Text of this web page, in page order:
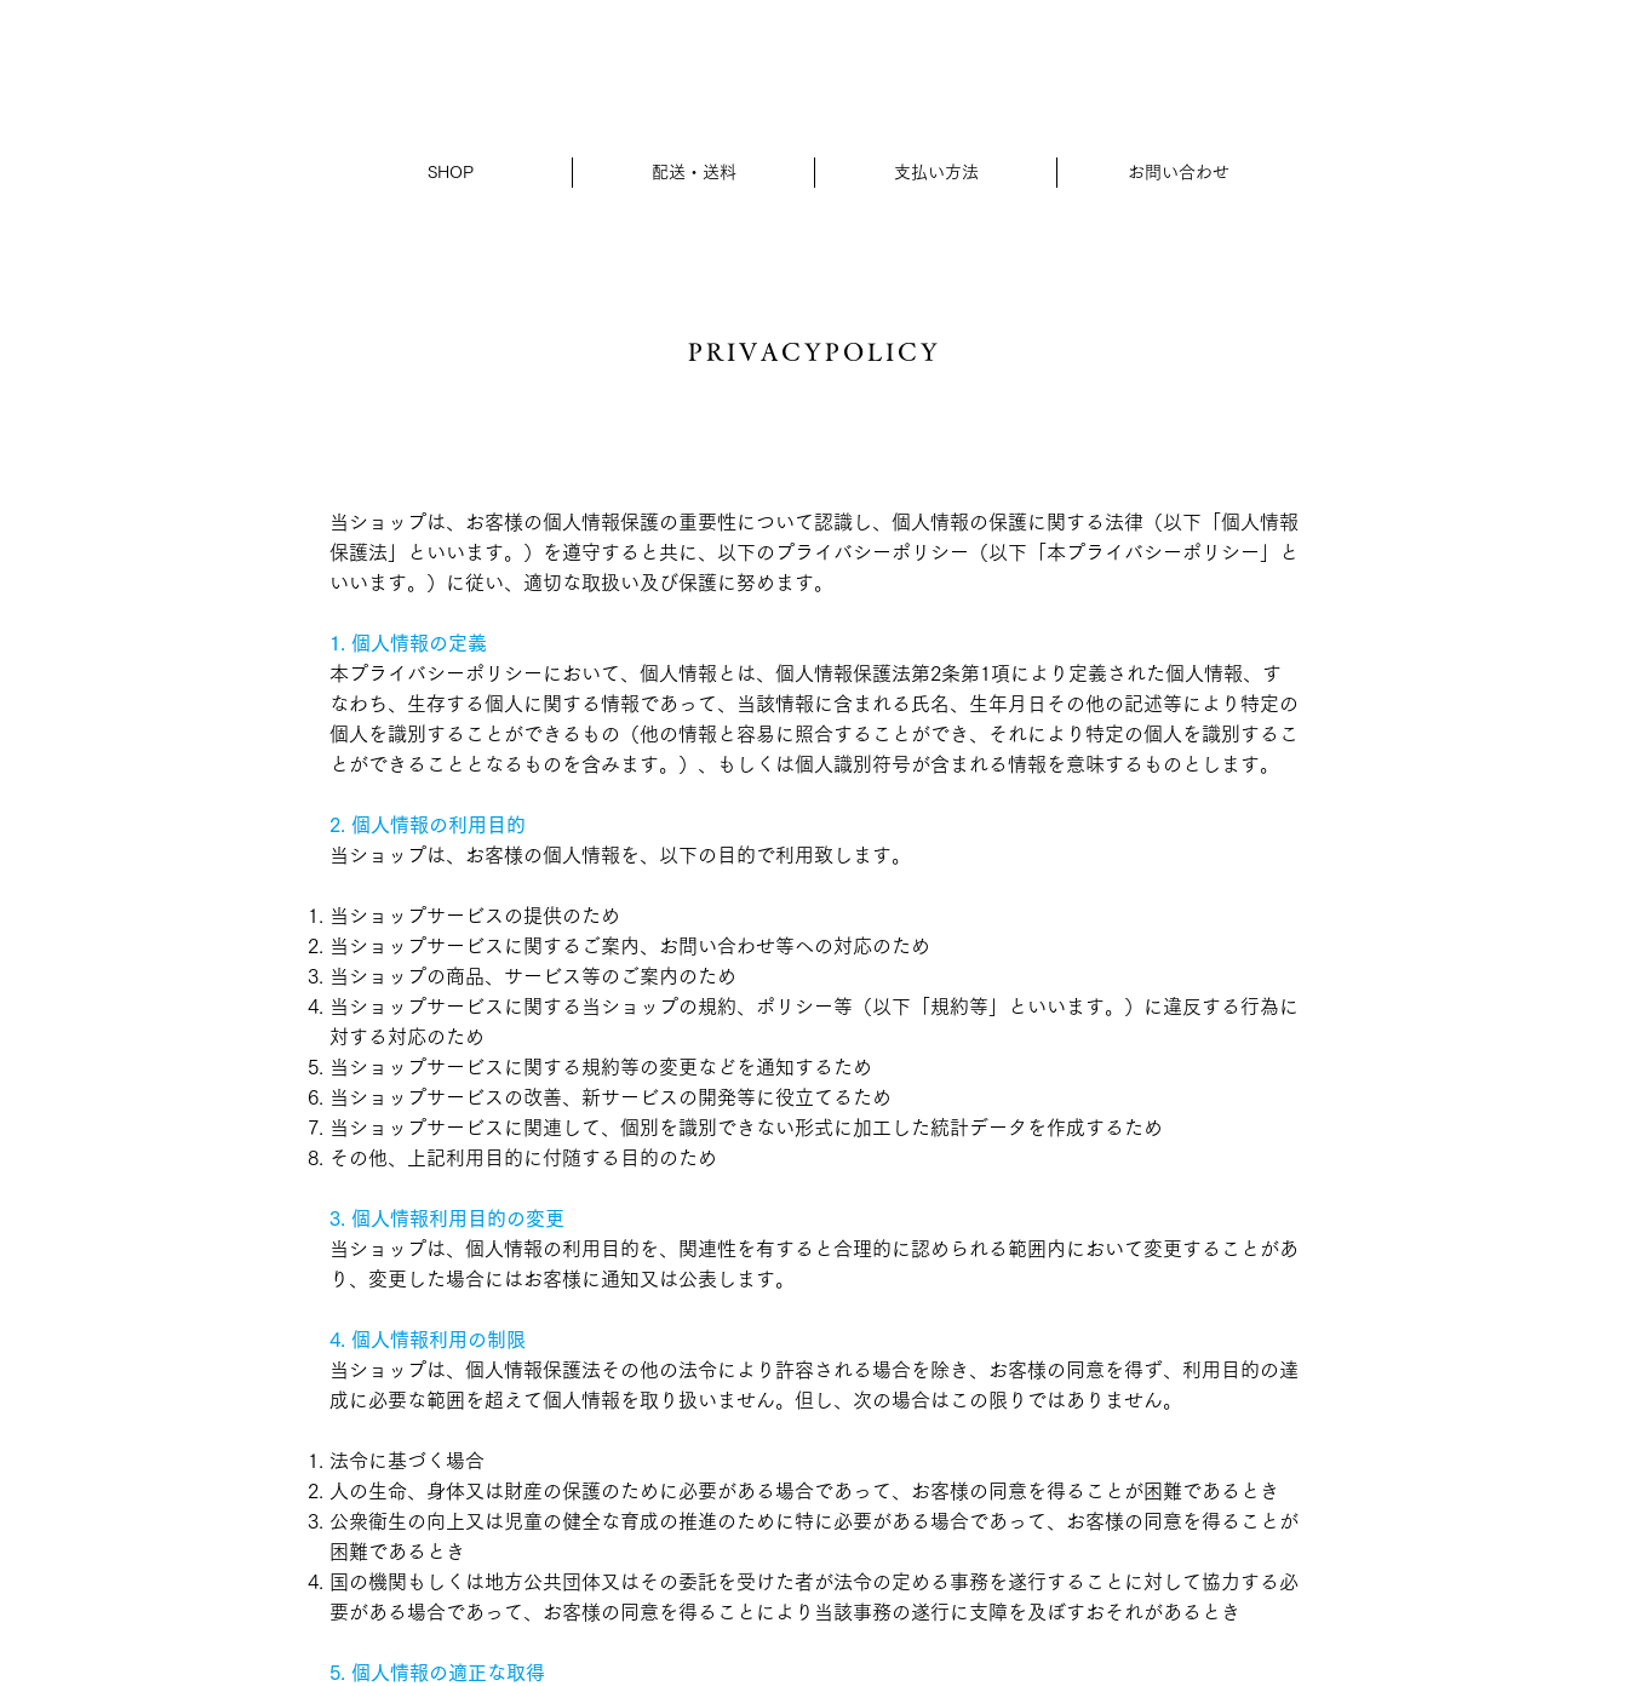
PRIVACYPOLICY
当ショップは、お客様の個人情報保護の重要性について認識し、個人情報の保護に関する法律（以下「個人情報
保護法」といいます。）を遵守すると共に、以下のプライバシーポリシー（以下「本プライバシーポリシー」と
いいます。）に従い、適切な取扱い及び保護に努めます。
1. 個人情報の定義
本プライバシーポリシーにおいて、個人情報とは、個人情報保護法第2条第1項により定義された個人情報、す
なわち、生存する個人に関する情報であって、当該情報に含まれる氏名、生年月日その他の記述等により特定の
個人を識別することができるもの（他の情報と容易に照合することができ、それにより特定の個人を識別するこ
とができることとなるものを含みます。）、もしくは個人識別符号が含まれる情報を意味するものとします。
2. 個人情報の利用目的
当ショップは、お客様の個人情報を、以下の目的で利用致します。
当ショップサービスの提供のため
当ショップサービスに関するご案内、お問い合わせ等への対応のため
当ショップの商品、サービス等のご案内のため
当ショップサービスに関する当ショップの規約、ポリシー等（以下「規約等」といいます。）に違反する行為に
対する対応のため
当ショップサービスに関する規約等の変更などを通知するため
当ショップサービスの改善、新サービスの開発等に役立てるため
当ショップサービスに関連して、個別を識別できない形式に加工した統計データを作成するため
その他、上記利用目的に付随する目的のため
3. 個人情報利用目的の変更
当ショップは、個人情報の利用目的を、関連性を有すると合理的に認められる範囲内において変更することがあ
り、変更した場合にはお客様に通知又は公表します。
4. 個人情報利用の制限
当ショップは、個人情報保護法その他の法令により許容される場合を除き、お客様の同意を得ず、利用目的の達
成に必要な範囲を超えて個人情報を取り扱いません。但し、次の場合はこの限りではありません。
法令に基づく場合
人の生命、身体又は財産の保護のために必要がある場合であって、お客様の同意を得ることが困難であるとき
公衆衛生の向上又は児童の健全な育成の推進のために特に必要がある場合であって、お客様の同意を得ることが
困難であるとき
国の機関もしくは地方公共団体又はその委託を受けた者が法令の定める事務を遂行することに対して協力する必
要がある場合であって、お客様の同意を得ることにより当該事務の遂行に支障を及ぼすおそれがあるとき
5. 個人情報の適正な取得
SHOP 配送・送料 支払い方法 お問い合わせ